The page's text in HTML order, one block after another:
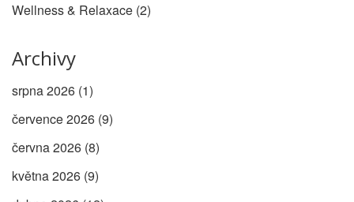
Wellness & Relaxace (2)
Archivy
srpna 2026 (1)
července 2026 (9)
června 2026 (8)
května 2026 (9)